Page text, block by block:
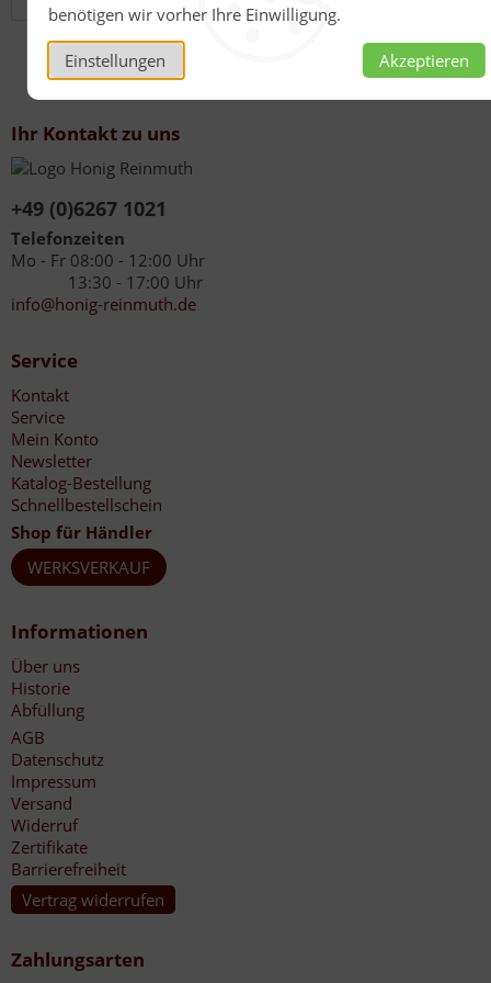
benötigen wir vorher Ihre Einwilligung.
Einstellungen Akzeptieren
Ihr Kontakt zu uns
+49 (0)6267 1021
Telefonzeiten
Mo - Fr 08:00 - 12:00 Uhr
13:30 - 17:00 Uhr
info@honig-reinmuth.de
Service
Kontakt
Service
Mein Konto
Newsletter
Katalog-Bestellung
Schnellbestellschein
Shop für Händler
WERKSVERKAUF
Informationen
Über uns
Historie
Abfüllung
AGB
Datenschutz
Impressum
Versand
Widerruf
Zertifikate
Barrierefreiheit
Vertrag widerrufen
Zahlungsarten